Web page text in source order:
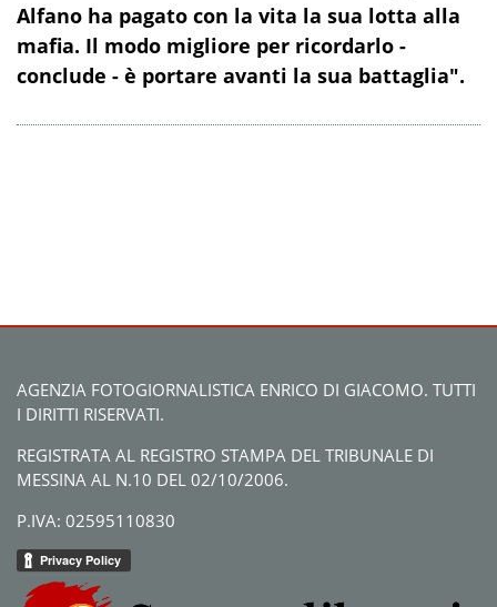
Alfano ha pagato con la vita la sua lotta alla
mafia. Il modo migliore per ricordarlo -
conclude - è portare avanti la sua battaglia".
AGENZIA FOTOGIORNALISTICA ENRICO DI GIACOMO. TUTTI
I DIRITTI RISERVATI.
REGISTRATA AL REGISTRO STAMPA DEL TRIBUNALE DI
MESSINA AL N.10 DEL 02/10/2006.
P.IVA: 02595110830